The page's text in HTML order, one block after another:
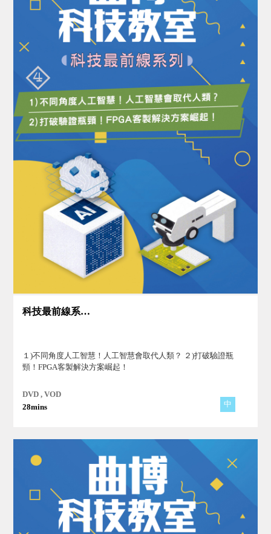
科技最前線系列(4)
１)不同角度人工智慧！人工智慧會取代人類？ ２)打破驗證瓶
頸！FPGA客製解決方案崛起！
DVD , VOD
28mins
中